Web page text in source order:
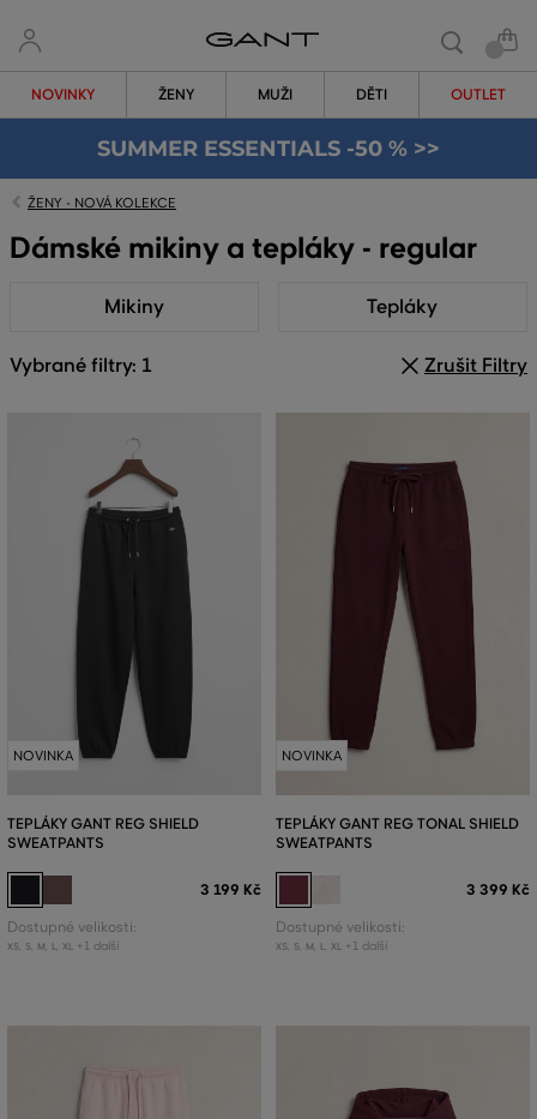
NOVINKY ŽENY MUŽI DĚTI OUTLET
SUMMER ESSENTIALS -50 % >>
ŽENY - NOVÁ KOLEKCE
Dámské mikiny a tepláky - regular
Mikiny Tepláky
Vybrané filtry: 1 Zrušit Filtry
NOVINKA
TEPLÁKY GANT REG SHIELD
SWEATPANTS
3 199 Kč
Dostupné velikosti:
XS, S, M L XL +1 další
NOVINKA
TEPLÁKY GANT REG TONAL SHIELD
SWEATPANTS
3 399 Kč
Dostupné velikosti:
XS, S, M L XL +1 další